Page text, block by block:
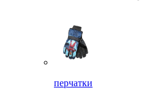
перчатки